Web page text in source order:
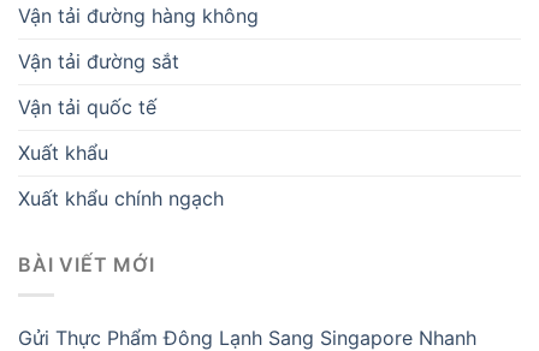
Vận tải đường hàng không
Vận tải đường sắt
Vận tải quốc tế
Xuất khẩu
Xuất khẩu chính ngạch
BÀI VIẾT MỚI
Gửi Thực Phẩm Đông Lạnh Sang Singapore Nhanh